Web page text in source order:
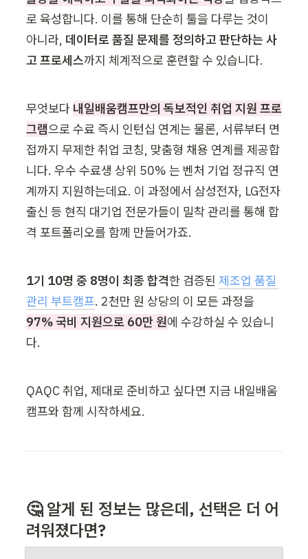
로 육성합니다. 이를 통해 단순히 툴을 다루는 것이
아니라, 데이터로 품질 문제를 정의하고 판단하는 사
고 프로세스까지 체계적으로 훈련할 수 있습니다.
무엇보다 내일배움캠프만의 독보적인 취업 지원 프로
그램으로 수료 즉시 인턴십 연계는 물론, 서류부터 면
접까지 무제한 취업 코칭, 맞춤형 채용 연계를 제공합
니다. 우수 수료생 상위 50% 는 벤처 기업 정규직 연
계까지 지원하는데요. 이 과정에서 삼성전자, LG전자
출신 등 현직 대기업 전문가들이 밀착 관리를 통해 합
격 포트폴리오를 함께 만들어가죠.
1기 10명 중 8명이 최종 합격한 검증된 제조업 품질
관리 부트캠프
97% 국비 지원으로 60만 원에 수강하실 수 있습니
다.
QAQC 취업, 제대로 준비하고 싶다면 지금 내일배움
캠프와 함께 시작하세요.
🤔 알게 된 정보는 많은데, 선택은 더 어
려워졌다면?